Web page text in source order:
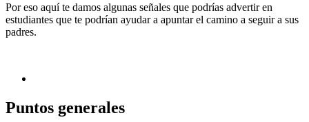
Por eso aquí te damos algunas señales que podrías advertir en
estudiantes que te podrían ayudar a apuntar el camino a seguir a sus
padres.
Puntos generales